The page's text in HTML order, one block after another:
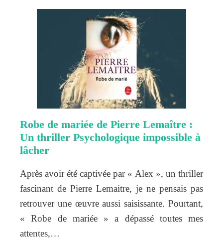
Robe de mariée de Pierre Lemaître :
Un thriller Psychologique impossible à
lâcher
Après avoir été captivée par « Alex », un thriller
fascinant de Pierre Lemaitre, je ne pensais pas
retrouver une œuvre aussi saisissante. Pourtant,
« Robe de mariée » a dépassé toutes mes
attentes,…